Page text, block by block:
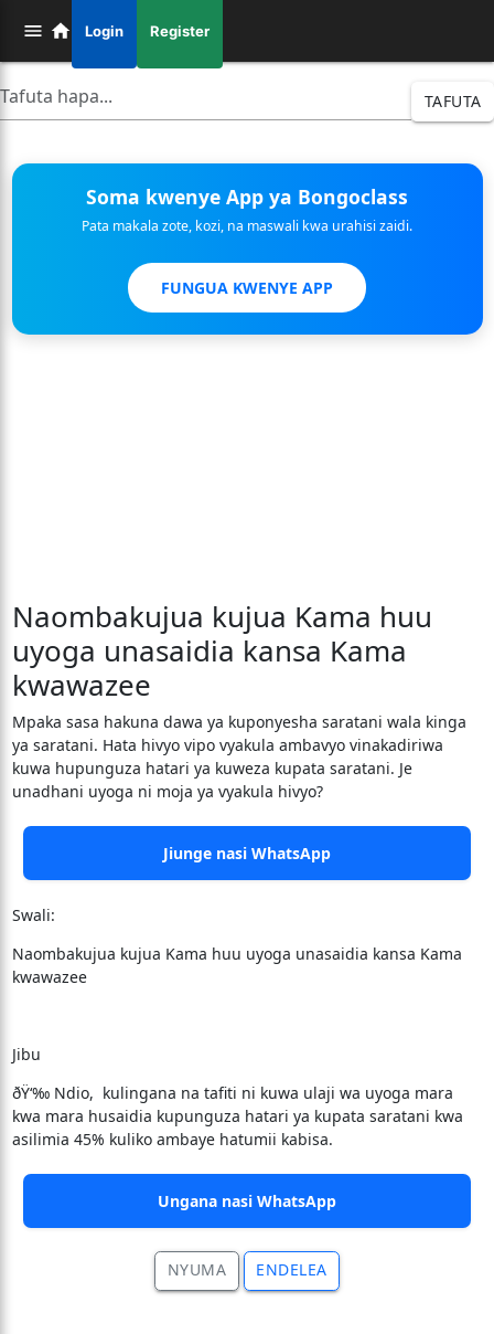
Login Register
TAFUTA
Soma kwenye App ya Bongoclass
Pata makala zote, kozi, na maswali kwa urahisi zaidi.
FUNGUA KWENYE APP
Naombakujua kujua Kama huu
uyoga unasaidia kansa Kama
kwawazee
Mpaka sasa hakuna dawa ya kuponyesha saratani wala kinga
ya saratani. Hata hivyo vipo vyakula ambavyo vinakadiriwa
kuwa hupunguza hatari ya kuweza kupata saratani. Je
unadhani uyoga ni moja ya vyakula hivyo?
Jiunge nasi WhatsApp
Swali:
Naombakujua kujua Kama huu uyoga unasaidia kansa Kama
kwawazee
Jibu
ðŸ‘‰ Ndio, kulingana na tafiti ni kuwa ulaji wa uyoga mara
kwa mara husaidia kupunguza hatari ya kupata saratani kwa
asilimia 45% kuliko ambaye hatumii kabisa.
Ungana nasi WhatsApp
NYUMA ENDELEA